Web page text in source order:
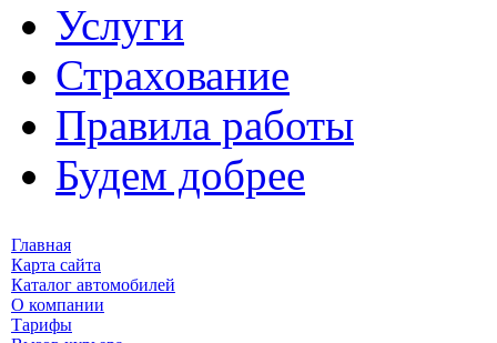
Услуги
Страхование
Правила работы
Будем добрее
Главная
Карта сайта
Каталог автомобилей
О компании
Тарифы